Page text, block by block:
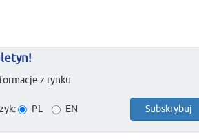
z rynku.
PL EN